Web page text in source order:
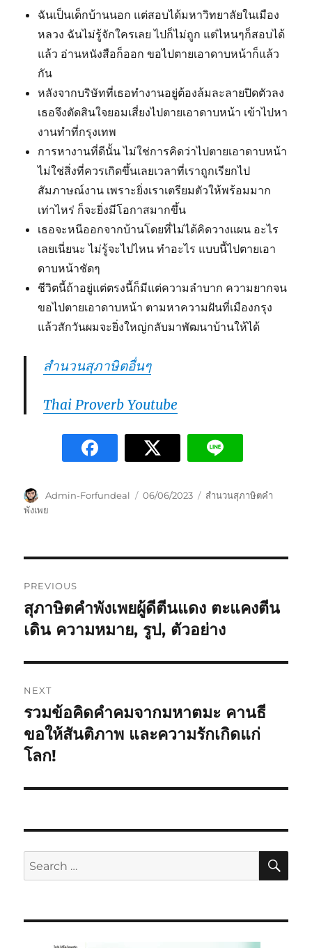
ฉันเป็นเด็กบ้านนอก แต่สอบได้มหาวิทยาลัยในเมือง
หลวง ฉันไม่รู้จักใครเลย ไปก็ไม่ถูก แต่ไหนๆก็สอบได้
แล้ว อ่านหนังสือก็ออก ขอไปตายเอาดาบหน้าก็แล้ว
กัน
หลังจากบริษัทที่เธอทำงานอยู่ต้องล้มละลายปิดตัวลง
เธอจึงตัดสินใจยอมเสี่ยงไปตายเอาดาบหน้า เข้าไปหา
งานทำที่กรุงเทพ
การหางานที่ดีนั้น ไม่ใช่การคิดว่าไปตายเอาดาบหน้า
ไม่ใช่สิ่งที่ควรเกิดขึ้นเลยเวลาที่เราถูกเรียกไป
สัมภาษณ์งาน เพราะยิ่งเราเตรียมตัวให้พร้อมมาก
เท่าไหร่ ก็จะยิ่งมีโอกาสมากขึ้น
เธอจะหนีออกจากบ้านโดยที่ไม่ได้คิดวางแผน อะไร
เลยเนี่ยนะ ไม่รู้จะไปไหน ทำอะไร แบบนี้ไปตายเอา
ดาบหน้าชัดๆ
ชีวิตนี้ถ้าอยู่แต่ตรงนี้ก็มีแต่ความลำบาก ความยากจน
ขอไปตายเอาดาบหน้า ตามหาความฝันที่เมืองกรุง
แล้วสักวันผมจะยิ่งใหญ่กลับมาพัฒนาบ้านให้ได้
สำนวนสุภาษิตอื่นๆ
Thai Proverb Youtube
Admin-Forfundeal 06/06/2023
สำนวนสุภาษิตคำ
พังเพย
PREVIOUS
สุภาษิตคำพังเพยผู้ดีตีนแดง ตะแคงตีน
เดิน ความหมาย, รูป, ตัวอย่าง
NEXT
รวมข้อคิดคำคมจากมหาตมะ คานธี
ขอให้สันติภาพ และความรักเกิดแก่
โลก!